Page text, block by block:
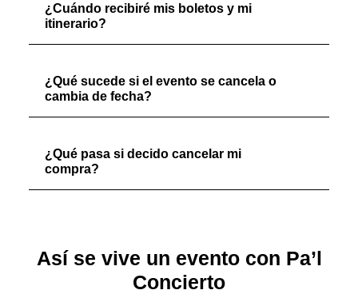
¿Cuándo recibiré mis boletos y mi
itinerario?
¿Qué sucede si el evento se cancela o
cambia de fecha?
¿Qué pasa si decido cancelar mi
compra?
Así se vive un evento con Pa’l
Concierto